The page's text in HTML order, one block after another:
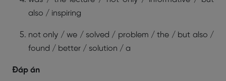
also / inspiring
not only / we / solved / problem / the / but also /
found / better / solution / a
Đáp án